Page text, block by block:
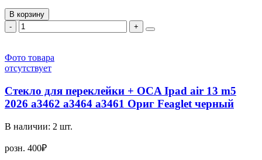
В корзину
-
+
Фото товара
отсутствует
Стекло для переклейки + OCA Ipad air 13 m5
2026 а3462 а3464 а3461 Ориг Feaglet черный
В наличии: 2 шт.
розн. 400₽